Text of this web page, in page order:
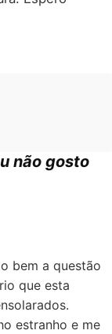
não gosto
bem a questão
que esta
estranho e me